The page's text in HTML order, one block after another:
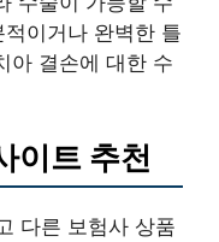
이거나 완벽한 틀
아 결손에 대한 수
이트 추천
다른 보험사 상품